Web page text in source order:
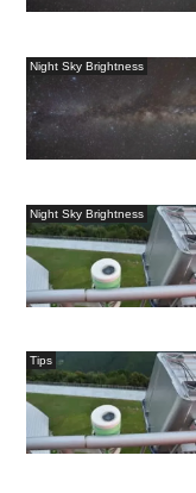
Night Sky Brightness
Night Sky Brightness
Tips